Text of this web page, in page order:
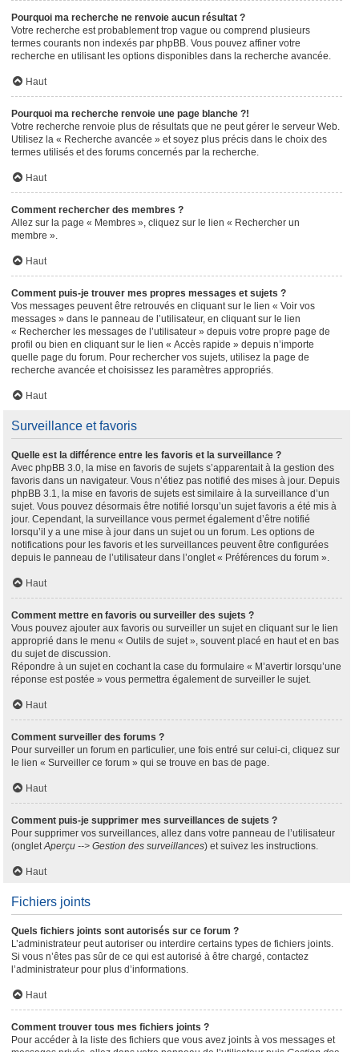
Pourquoi ma recherche ne renvoie aucun résultat ?
Votre recherche est probablement trop vague ou comprend plusieurs
termes courants non indexés par phpBB. Vous pouvez affiner votre
recherche en utilisant les options disponibles dans la recherche avancée.
Haut
Pourquoi ma recherche renvoie une page blanche ?!
Votre recherche renvoie plus de résultats que ne peut gérer le serveur Web.
Utilisez la « Recherche avancée » et soyez plus précis dans le choix des
termes utilisés et des forums concernés par la recherche.
Haut
Comment rechercher des membres ?
Allez sur la page « Membres », cliquez sur le lien « Rechercher un
membre ».
Haut
Comment puis-je trouver mes propres messages et sujets ?
Vos messages peuvent être retrouvés en cliquant sur le lien « Voir vos
messages » dans le panneau de l’utilisateur, en cliquant sur le lien
« Rechercher les messages de l’utilisateur » depuis votre propre page de
profil ou bien en cliquant sur le lien « Accès rapide » depuis n’importe
quelle page du forum. Pour rechercher vos sujets, utilisez la page de
recherche avancée et choisissez les paramètres appropriés.
Haut
Surveillance et favoris
Quelle est la différence entre les favoris et la surveillance ?
Avec phpBB 3.0, la mise en favoris de sujets s’apparentait à la gestion des
favoris dans un navigateur. Vous n’étiez pas notifié des mises à jour. Depuis
phpBB 3.1, la mise en favoris de sujets est similaire à la surveillance d’un
sujet. Vous pouvez désormais être notifié lorsqu’un sujet favoris a été mis à
jour. Cependant, la surveillance vous permet également d’être notifié
lorsqu’il y a une mise à jour dans un sujet ou un forum. Les options de
notifications pour les favoris et les surveillances peuvent être configurées
depuis le panneau de l’utilisateur dans l’onglet « Préférences du forum ».
Haut
Comment mettre en favoris ou surveiller des sujets ?
Vous pouvez ajouter aux favoris ou surveiller un sujet en cliquant sur le lien
approprié dans le menu « Outils de sujet », souvent placé en haut et en bas
du sujet de discussion.
Répondre à un sujet en cochant la case du formulaire « M’avertir lorsqu’une
réponse est postée » vous permettra également de surveiller le sujet.
Haut
Comment surveiller des forums ?
Pour surveiller un forum en particulier, une fois entré sur celui-ci, cliquez sur
le lien « Surveiller ce forum » qui se trouve en bas de page.
Haut
Comment puis-je supprimer mes surveillances de sujets ?
Pour supprimer vos surveillances, allez dans votre panneau de l’utilisateur
(ongletAperçu --> Gestion des surveillances) et suivez les instructions.
Haut
Fichiers joints
Quels fichiers joints sont autorisés sur ce forum ?
L’administrateur peut autoriser ou interdire certains types de fichiers joints.
Si vous n’êtes pas sûr de ce qui est autorisé à être chargé, contactez
l’administrateur pour plus d’informations.
Haut
Comment trouver tous mes fichiers joints ?
Pour accéder à la liste des fichiers que vous avez joints à vos messages et